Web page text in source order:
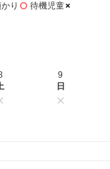
り 待機児童
9
日